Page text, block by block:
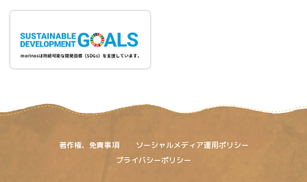
著作権、免責事項
ソーシャルメディア運用ポリシー
プライバシーポリシー